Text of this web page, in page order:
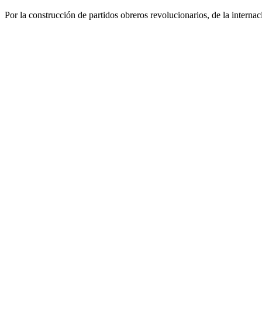
Por la construcción de partidos obreros revolucionarios, de la